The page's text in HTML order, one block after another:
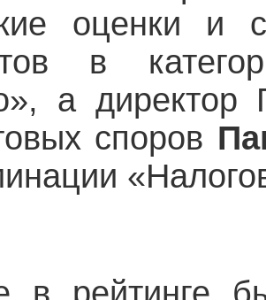
оценки и
в
а директор
споров